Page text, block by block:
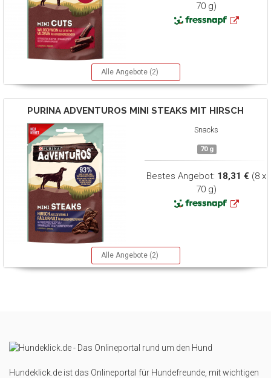
70 g)
Alle Angebote (2)
PURINA ADVENTUROS MINI STEAKS MIT HIRSCH
Snacks
70 g
Bestes Angebot: 18,31 € (8 x
70 g)
Alle Angebote (2)
Hundeklick.de ist das Onlineportal für Hundefreunde, mit wichtigen